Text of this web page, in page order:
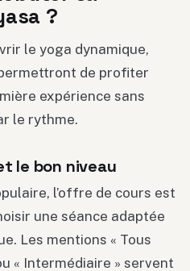
?
le yoga dynamique,
de profiter
expérience sans
le rythme.
le bon niveau
l’offre de cours est
une séance adaptée
Les mentions « Tous
« Intermédiaire » servent